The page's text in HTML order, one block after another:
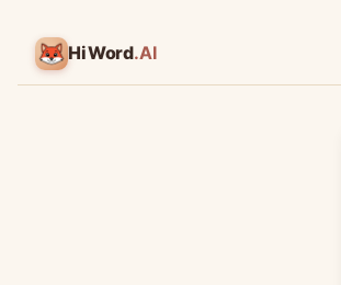
HiWord.AI